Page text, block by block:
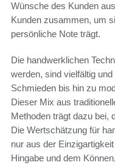
Wünsche des Kunden
Kunden zusammen, um
persönliche Note trägt.
Die handwerklichen
werden, sind vielfältig
Schmieden bis hin zu
Dieser Mix aus
Methoden trägt dazu bei,
Die Wertschätzung für
nur aus der
Hingabe und dem